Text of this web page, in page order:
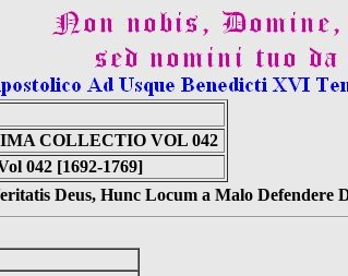
COLLECTIO VOL 042
042 [1692-1769]
Deus, Hunc Locum a Malo Defendere